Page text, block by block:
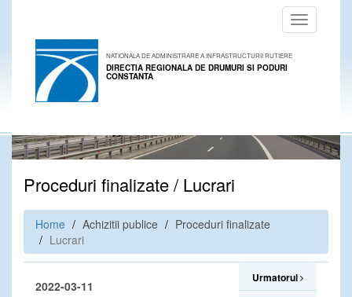
Toggle
navigation
NATIONALA DE ADMINISTRARE A INFRASTRUCTURII RUTIERE
DIRECTIA REGIONALA DE DRUMURI SI PODURI
CONSTANTA
Proceduri finalizate / Lucrari
Home Achizitii publice
Proceduri finalizate
Lucrari
2022-03-11
Urmatorul